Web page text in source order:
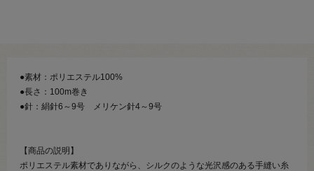
●素材：ポリエステル100%
●長さ：100m巻き
●針：絹針6～9号 メリケン針4～9号
【商品の説明】
ポリエステル素材でありながら、シルクのような光沢感のある手縫い糸